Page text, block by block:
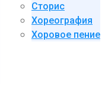
Сторис
Хореография
Хоровое пение